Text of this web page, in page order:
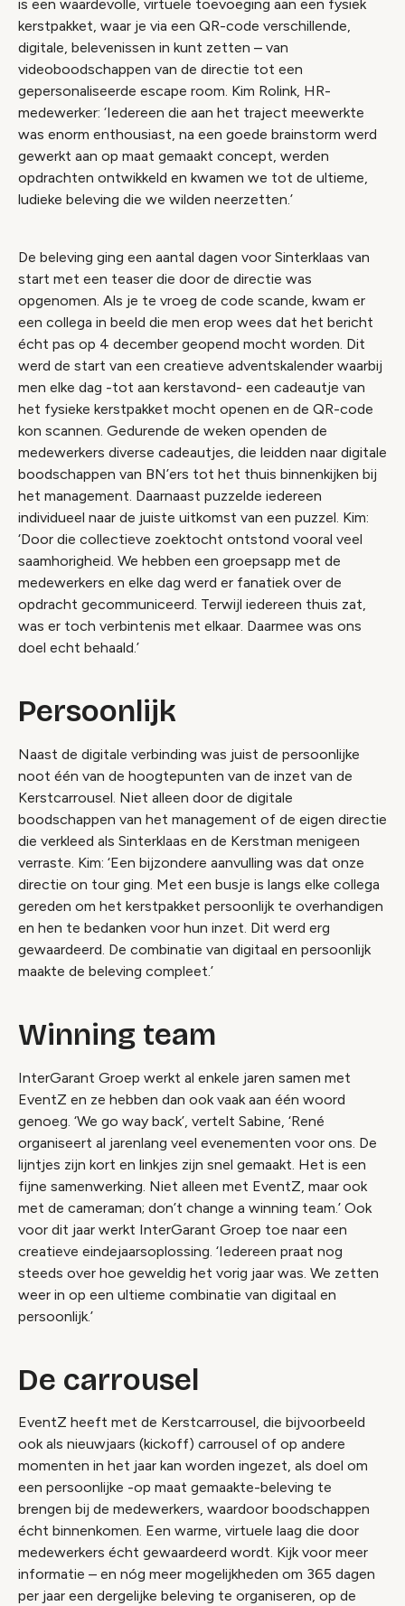
is een waardevolle, virtuele toevoeging aan een fysiek
kerstpakket, waar je via een QR-code verschillende,
digitale, belevenissen in kunt zetten – van
videoboodschappen van de directie tot een
gepersonaliseerde escape room. Kim Rolink, HR-
medewerker: ‘Iedereen die aan het traject meewerkte
was enorm enthousiast, na een goede brainstorm werd
gewerkt aan op maat gemaakt concept, werden
opdrachten ontwikkeld en kwamen we tot de ultieme,
ludieke beleving die we wilden neerzetten.’
De beleving ging een aantal dagen voor Sinterklaas van
start met een teaser die door de directie was
opgenomen. Als je te vroeg de code scande, kwam er
een collega in beeld die men erop wees dat het bericht
écht pas op 4 december geopend mocht worden. Dit
werd de start van een creatieve adventskalender waarbij
men elke dag -tot aan kerstavond- een cadeautje van
het fysieke kerstpakket mocht openen en de QR-code
kon scannen. Gedurende de weken openden de
medewerkers diverse cadeautjes, die leidden naar digitale
boodschappen van BN’ers tot het thuis binnenkijken bij
het management. Daarnaast puzzelde iedereen
individueel naar de juiste uitkomst van een puzzel. Kim:
‘Door die collectieve zoektocht ontstond vooral veel
saamhorigheid. We hebben een groepsapp met de
medewerkers en elke dag werd er fanatiek over de
opdracht gecommuniceerd. Terwijl iedereen thuis zat,
was er toch verbintenis met elkaar. Daarmee was ons
doel echt behaald.’
Persoonlijk
Naast de digitale verbinding was juist de persoonlijke
noot één van de hoogtepunten van de inzet van de
Kerstcarrousel. Niet alleen door de digitale
boodschappen van het management of de eigen directie
die verkleed als Sinterklaas en de Kerstman menigeen
verraste. Kim: ‘Een bijzondere aanvulling was dat onze
directie on tour ging. Met een busje is langs elke collega
gereden om het kerstpakket persoonlijk te overhandigen
en hen te bedanken voor hun inzet. Dit werd erg
gewaardeerd. De combinatie van digitaal en persoonlijk
maakte de beleving compleet.’
Winning team
InterGarant Groep werkt al enkele jaren samen met
EventZ en ze hebben dan ook vaak aan één woord
genoeg. ‘We go way back’, vertelt Sabine, ‘René
organiseert al jarenlang veel evenementen voor ons. De
lijntjes zijn kort en linkjes zijn snel gemaakt. Het is een
fijne samenwerking. Niet alleen met EventZ, maar ook
met de cameraman; don’t change a winning team .’ Ook
voor dit jaar werkt InterGarant Groep toe naar een
creatieve eindejaarsoplossing. ‘Iedereen praat nog
steeds over hoe geweldig het vorig jaar was. We zetten
weer in op een ultieme combinatie van digitaal en
persoonlijk.’
De carrousel
EventZ heeft met de Kerstcarrousel, die bijvoorbeeld
ook als nieuwjaars (kickoff) carrousel of op andere
momenten in het jaar kan worden ingezet, als doel om
een persoonlijke -op maat gemaakte-beleving te
brengen bij de medewerkers, waardoor boodschappen
écht binnenkomen. Een warme, virtuele laag die door
medewerkers écht gewaardeerd wordt. Kijk voor meer
informatie – en nóg meer mogelijkheden om 365 dagen
per jaar een dergelijke beleving te organiseren, op de